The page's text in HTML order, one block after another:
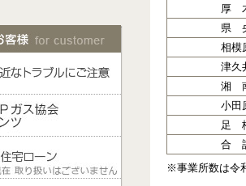
厚
県
相模
津久
湘
小田
足
合
※事業所数は令